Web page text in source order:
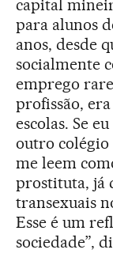
capital
para alunos
anos, desde
socialmente
emprego
profissão,
escolas. Se
outro colégio
me leem
prostituta, já
transexuais
Esse é um
sociedade”,